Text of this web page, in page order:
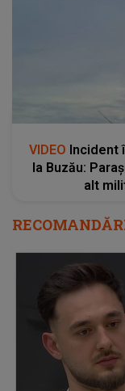
VIDEO Incident
la Buzău:
alt